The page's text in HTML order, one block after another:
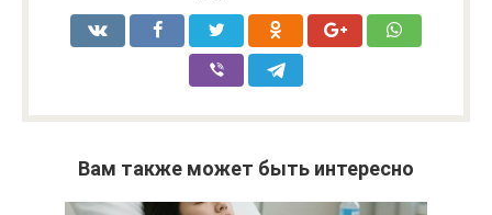
Вам также может быть интересно